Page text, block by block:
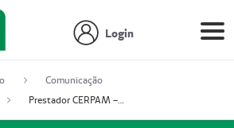
Login
Comunicação
Prestador CERPAM – Centro de Reabilitação S/S Ltda-ME (52004274-8)